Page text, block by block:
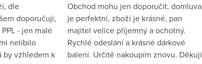
dle
doporučuji,
- jen malé
nelíbilo
by vzhledem k
Obchod mohu jen doporučit, domluva
je perfektní, zboží je krásné, pan
majitel velice příjemný a ochotný.
Rychlé odeslání a krásné dárkové
balení. Určitě nakoupím znovu. Děkuji